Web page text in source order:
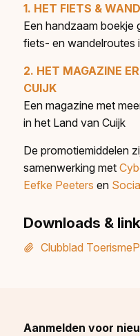
1. HET FIETS &
Een handzaam boekje
fiets- en wandelroutes
2. HET MAGAZINE
CUIJK
Een magazine met
in het Land van Cuijk
De promotiemiddelen
samenwerking met
Eefke Peeters en
Downloads &
Clubblad
Aanmelden voor